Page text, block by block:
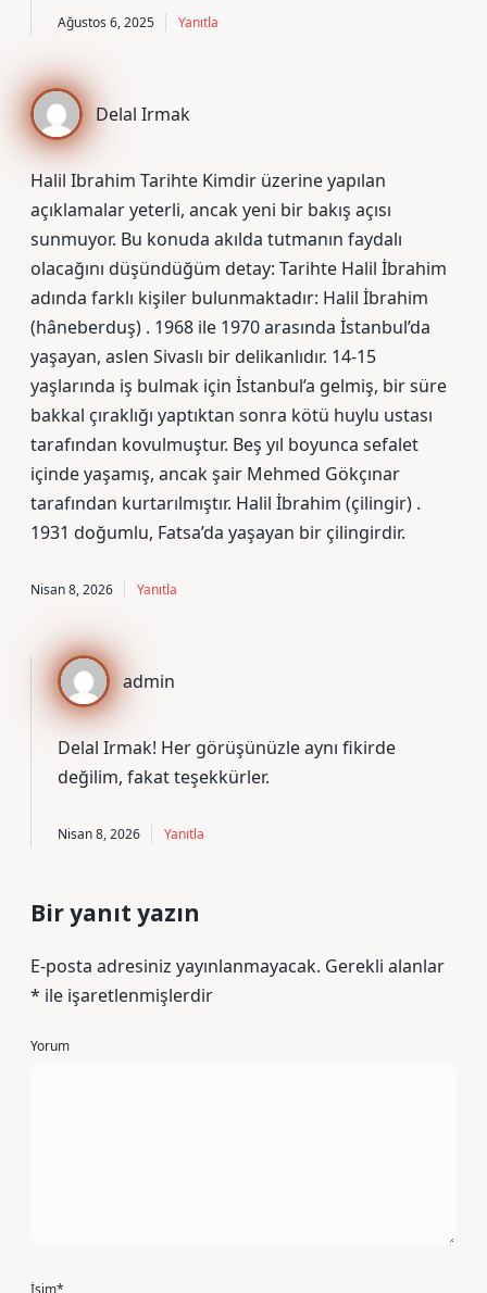
Ağustos 6, 2025 Yanıtla
Delal Irmak
Halil Ibrahim Tarihte Kimdir üzerine yapılan
açıklamalar yeterli, ancak yeni bir bakış açısı
sunmuyor. Bu konuda akılda tutmanın faydalı
olacağını düşündüğüm detay: Tarihte Halil İbrahim
adında farklı kişiler bulunmaktadır: Halil İbrahim
(hâneberduş) . 1968 ile 1970 arasında İstanbul’da
yaşayan, aslen Sivaslı bir delikanlıdır. 14-15
yaşlarında iş bulmak için İstanbul’a gelmiş, bir süre
bakkal çıraklığı yaptıktan sonra kötü huylu ustası
tarafından kovulmuştur. Beş yıl boyunca sefalet
içinde yaşamış, ancak şair Mehmed Gökçınar
tarafından kurtarılmıştır. Halil İbrahim (çilingir) .
1931 doğumlu, Fatsa’da yaşayan bir çilingirdir.
Nisan 8, 2026 Yanıtla
admin
Delal Irmak! Her görüşünüzle aynı fikirde
değilim, fakatteşekkürler.
Nisan 8, 2026 Yanıtla
Bir yanıt yazın
E-posta adresiniz yayınlanmayacak. Gerekli alanlar
* ile işaretlenmişlerdir
Yorum
İsim*